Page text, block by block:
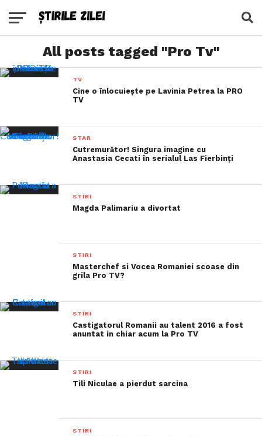
All posts tagged "Pro Tv"
TV
Cine o înlocuiește pe Lavinia Petrea la PRO
TV
STAR
Cutremurător! Singura imagine cu
Anastasia Cecati în serialul Las Fierbinţi
STIRI
Magda Palimariu a divortat
STIRI
Masterchef si Vocea Romaniei scoase din
grila Pro TV?
STIRI
Castigatorul Romanii au talent 2016 a fost
anuntat in chiar acum la Pro TV
STIRI
Tili Niculae a pierdut sarcina
STIRI